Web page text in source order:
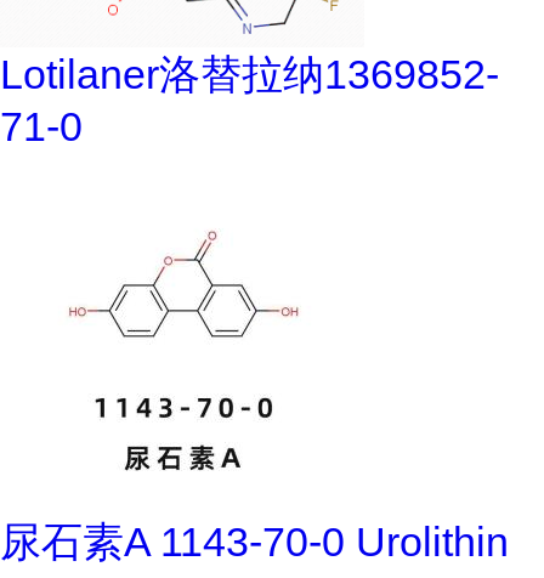
Lotilaner洛替拉纳1369852-
71-0
尿石素A 1143-70-0 Urolithin